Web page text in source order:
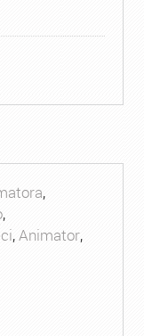
,
,
,Animator,